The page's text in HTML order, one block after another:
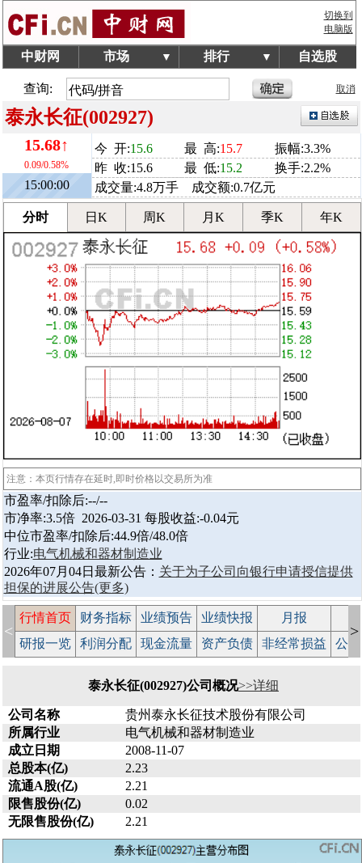
切换到
电脑版
中财网 市场 ▼ 排行 ▼ 自选股
查询: 取消
泰永长征(002927)
15.68↑
0.09/0.58%
15:00:00
今 开:15.6 最 高:15.7
振幅:3.3%
昨 收:15.6
最 低:15.2
换手:2.2%
成交量:4.8万手 成交额:0.7亿元
分时 日K 周K 月K 季K 年K
注意：本页行情存在延时,即时价格以交易所为准
市盈率/扣除后:--/--
市净率:3.5倍 2026-03-31 每股收益:-0.04元
中位市盈率/扣除后:44.9倍/48.0倍
行业:电气机械和器材制造业
2026年07月04日最新公告： 关于为子公司向银行申请授信提供
担保的进展公告(更多)
<
行情首页 财务指标 业绩预告 业绩快报 月报
研报一览
利润分配 现金流量 资产负债 非经常损益 公
>
泰永长征(002927)公司概况>>详细
公司名称
贵州泰永长征技术股份有限公司
所属行业
电气机械和器材制造业
成立日期
2008-11-07
总股本(亿)
2.23
流通A股(亿)
2.21
限售股份(亿)
0.02
无限售股份(亿)
2.21